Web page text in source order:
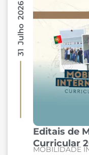
Editais de
Curricular
MOBILIDADE
31 Julho 2026